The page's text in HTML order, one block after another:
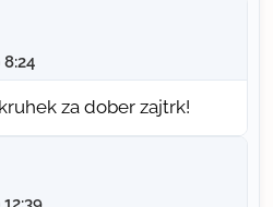
za dober zajtrk!